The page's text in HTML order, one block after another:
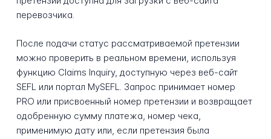
перевозчика.
После подачи статус рассматриваемой претензии
можно проверить в реальном времени, используя
функцию Claims Inquiry, доступную через веб-сайт
SEFL или портал MySEFL. Запрос принимает номер
PRO или присвоенный номер претензии и возвращает
одобренную сумму платежа, номер чека,
применимую дату или, если претензия была